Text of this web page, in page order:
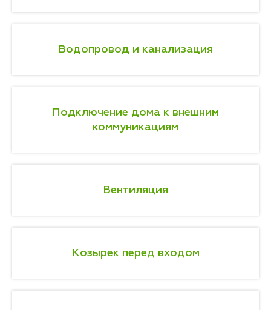
Водопровод и канализация
Подключение дома к внешним
коммуникациям
Вентиляция
Козырек перед входом